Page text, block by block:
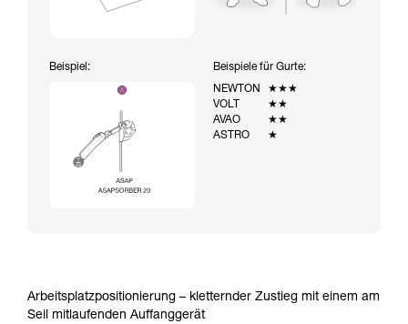
Beispiel:
Beispiele für Gurte:
NEWTON
★★★
VOLT
★★
AVAO
★★
ASTRO
★
Arbeitsplatzpositionierung – kletternder Zustieg mit einem am
Seil mitlaufenden Auffanggerät